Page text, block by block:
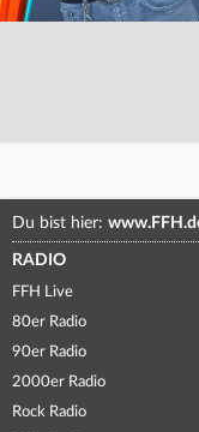
Du bist hier:
RADIO
FFH Live
80er Radio
90er Radio
2000er Radio
Rock Radio